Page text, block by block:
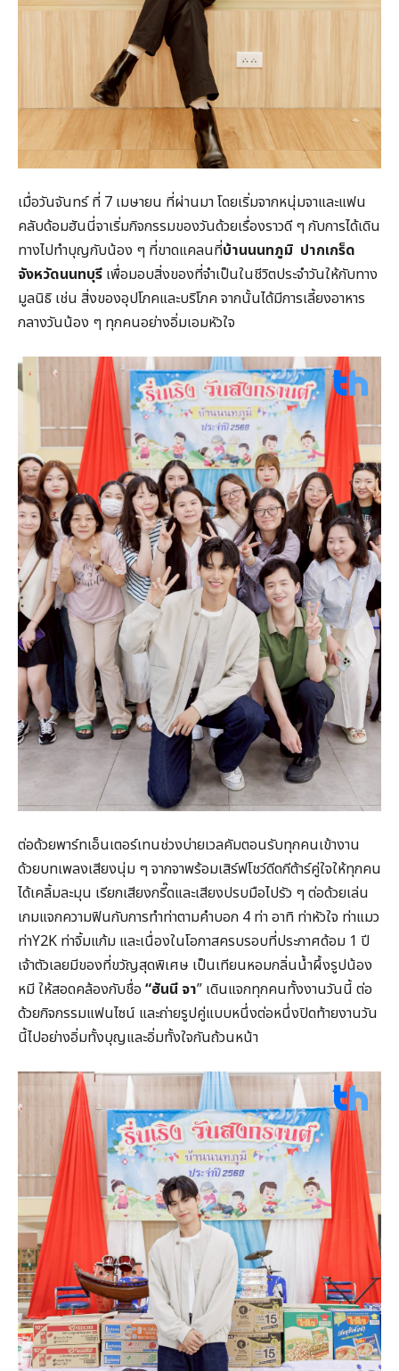
เมื่อวันจันทร์ ที่ 7 เมษายน ที่ผ่านมา โดยเริ่มจากหนุ่มจาและแฟน
คลับด้อมฮันนี่จาเริ่มกิจกรรมของวันด้วยเรื่องราวดี ๆ กับการได้เดิน
ทางไปทำบุญกับน้อง ๆ ที่ขาดแคลนที่บ้านนนทภูมิ ปากเกร็ด
จังหวัดนนทบุรี เพื่อมอบสิ่งของที่จำเป็นในชีวิตประจำวันให้กับทาง
มูลนิธิ เช่น สิ่งของอุปโภคและบริโภค จากนั้นได้มีการเลี้ยงอาหาร
กลางวันน้อง ๆ ทุกคนอย่างอิ่มเอมหัวใจ
ต่อด้วยพาร์ทเอ็นเตอร์เทนช่วงบ่ายเวลคัมตอนรับทุกคนเข้างาน
ด้วยบทเพลงเสียงนุ่ม ๆ จากจาพร้อมเสิร์ฟโชว์ดีดกีต้าร์คู่ใจให้ทุกคน
ได้เคลิ้มละมุน เรียกเสียงกรี๊ดและเสียงปรบมือไปรัว ๆ ต่อด้วยเล่น
เกมแจกความฟินกับการทำท่าตามคำบอก 4 ท่า อาทิ ท่าหัวใจ ท่าแมว
ท่าY2K ท่าจิ้มแก้ม และเนื่องในโอกาสครบรอบที่ประกาศด้อม 1 ปี
เจ้าตัวเลยมีของที่ขวัญสุดพิเศษ เป็นเทียนหอมกลิ่นน้ำผึ้งรูปน้อง
หมี ให้สอดคล้องกับชื่อ “ฮันนี จา” เดินแจกทุกคนทั้งงานวันนี้ ต่อ
ด้วยกิจกรรมแฟนไซน์ และถ่ายรูปคู่แบบหนึ่งต่อหนึ่งปิดท้ายงานวัน
นี้ไปอย่างอิ่มทั้งบุญและอิ่มทั้งใจกันถ้วนหน้า